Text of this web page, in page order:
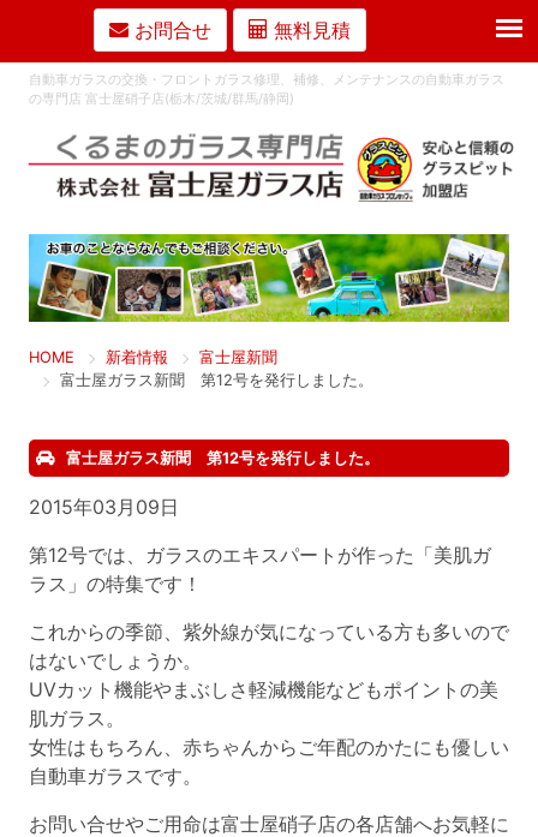
自動車ガラスの交換・フロントガラス修理、補修、メンテナンスの自動車ガラス
の専門店 富士屋硝子店(栃木/茨城/群馬/静岡)
HOME 新着情報
富士屋新聞
富士屋ガラス新聞 第12号を発行しました。
富士屋ガラス新聞 第12号を発行しました。
2015年03月09日
第12号では、ガラスのエキスパートが作った「美肌ガ
ラス」の特集です！
これからの季節、紫外線が気になっている方も多いので
はないでしょうか。
UVカット機能やまぶしさ軽減機能などもポイントの美
肌ガラス。
女性はもちろん、赤ちゃんからご年配のかたにも優しい
自動車ガラスです。
お問い合せやご用命は富士屋硝子店の各店舗へお気軽に
お問合せ 無料見積